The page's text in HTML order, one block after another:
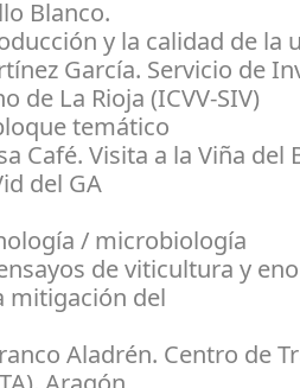
Blanco.
y la calidad de la
García. Servicio de
de La Rioja (ICVV-SIV)
temático
Café. Visita a la Viña del
del GA
/ microbiología
de viticultura y
mitigación del
Aladrén. Centro de